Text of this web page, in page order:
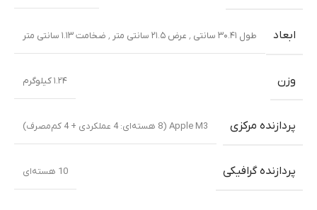
ابعاد طول ۳۰.۴۱ سانتی ٬ عرض ۲۱.۵ سانتی متر ٬ ضخامت ۱.۱۳ سانتی متر
وزن ۱.۲۴ کیلوگرم
پردازنده مرکزی Apple M3 (8 هسته‌ای: 4 عملکردی + 4 کم‌مصرف)
پردازنده گرافیکی 10 هسته‌ای